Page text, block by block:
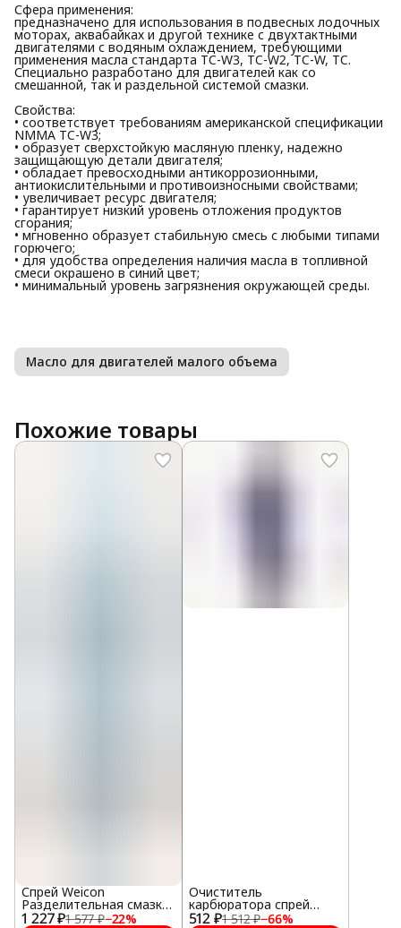
Сфера применения:
предназначено для использования в подвесных лодочных
моторах, аквабайках и другой технике с двухтактными
двигателями с водяным охлаждением, требующими
применения масла стандарта TC-W3, TC-W2, TC-W, TC.
Специально разработано для двигателей как со
смешанной, так и раздельной системой смазки.
Свойства:
• соответствует требованиям американской спецификации
NMMA TC-W3;
• образует сверхстойкую масляную пленку, надежно
защищающую детали двигателя;
• обладает превосходными антикоррозионными,
антиокислительными и противоизносными свойствами;
• увеличивает ресурс двигателя;
• гарантирует низкий уровень отложения продуктов
сгорания;
• мгновенно образует стабильную смесь с любыми типами
горючего;
• для удобства определения наличия масла в топливной
смеси окрашено в синий цвет;
• минимальный уровень загрязнения окружающей среды.
Масло для двигателей малого объема
Похожие товары
1 227 ₽1 577 ₽−22%
Спрей Weicon
Разделительная смазка
400 мл
512 ₽1 512 ₽−66%
Очиститель
карбюратора спрей
пенный